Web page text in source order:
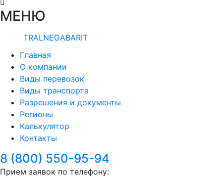
МЕНЮ
TRALNEGABARIT
Главная
О компании
Виды перевозок
Виды транспорта
Разрешения и документы
Регионы
Калькулятор
Контакты
8 (800) 550-95-94
Прием заявок по телефону: